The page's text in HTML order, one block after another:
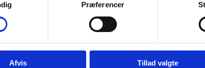
Præferencer
Afvis Tillad valgte
Gå til indkaldelse af ansøgninger i Erasmus+
Målgruppe
Almennyttige foreninger og organisationer, der